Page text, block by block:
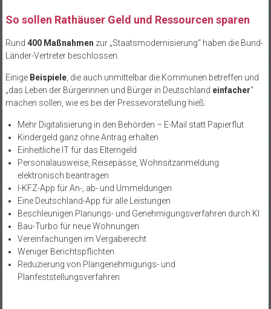
So sollen Rathäuser Geld und Ressourcen sparen
Rund 400 Maßnahmen zur „Staatsmodernisierung“ haben die Bund-
Länder-Vertreter beschlossen.
Einige Beispiele, die auch unmittelbar die Kommunen betreffen und
„das Leben der Bürgerinnen und Bürger in Deutschland einfacher“
machen sollen, wie es bei der Pressevorstellung hieß:
Mehr Digitalisierung in den Behörden – E-Mail statt Papierflut
Kindergeld ganz ohne Antrag erhalten
Einheitliche IT für das Elterngeld
Personalausweise, Reisepässe, Wohnsitzanmeldung
elektronisch beantragen
I-KFZ-App für An-, ab- und Ummeldungen
Eine Deutschland-App für alle Leistungen
Beschleunigen Planungs- und Genehmigungsverfahren durch KI
Bau-Turbo für neue Wohnungen
Vereinfachungen im Vergaberecht
Weniger Berichtspflichten
Reduzierung von Plangenehmigungs- und
Planfeststellungsverfahren